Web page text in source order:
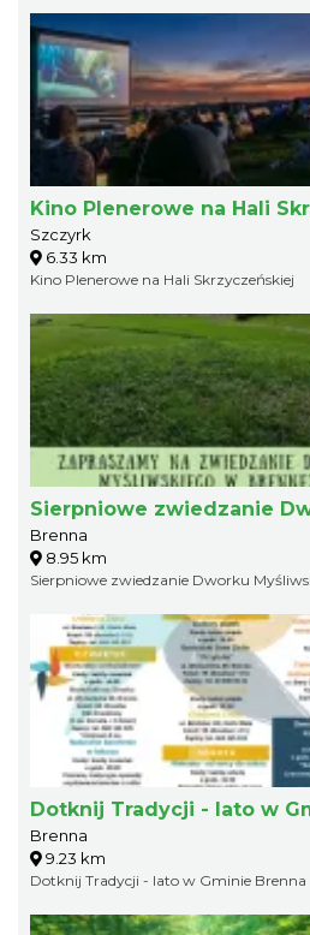
Kino Plenerowe na Hali
Szczyrk
6.33 km
Kino Plenerowe na Hali Skrzyczeńskiej
Sierpniowe zwiedzanie
Brenna
8.95 km
Sierpniowe zwiedzanie Dworku
Dotknij Tradycji - lato w
Brenna
9.23 km
Dotknij Tradycji - lato w Gminie Brenna